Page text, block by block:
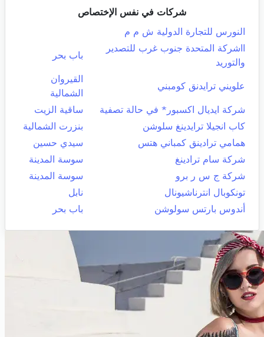
شركات في نفس الإختصاص
النورس للتجارة الدولية ش م م
ااشركة المتحدة جنوب غرب للتصدير
والتوريد
باب بحر
علويني ترايدنق كومبني
القيروان
الشمالية
شركة ايديال اكسبور* في حالة تصفية
ساقية الزيت
كاب انجيلا ترايدينغ سلوشن
بنزرت الشمالية
همامي ترادينق كمباني هتس
سيدي حسين
شركة سام ترادينغ
سوسة المدينة
شركة ج س ر برو
سوسة المدينة
تونكوبال انترناشيونال
نابل
أندوس بارتس سولوشن
باب بحر